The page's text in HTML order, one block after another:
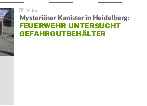
Mysteriöser Kanister in Heidelberg:
FEUERWEHR UNTERSUCHT
GEFAHRGUTBEHÄLTER